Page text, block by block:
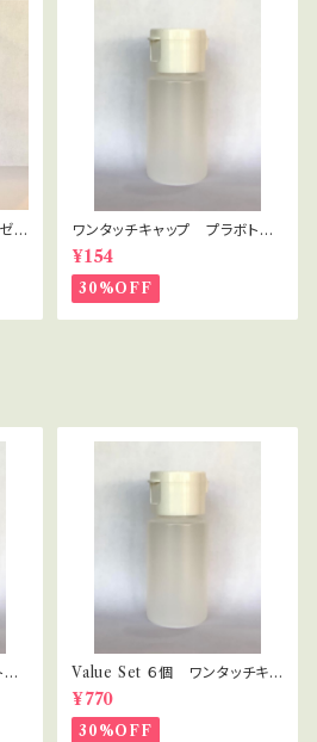
フ
ワンタッチキャップ プラボト
ル 30ml
¥154
30%OFF
Value Set ６個 ワンタッチキャ
ップ プラボトル 30ml セラピ
スト・講座用
¥770
30%OFF